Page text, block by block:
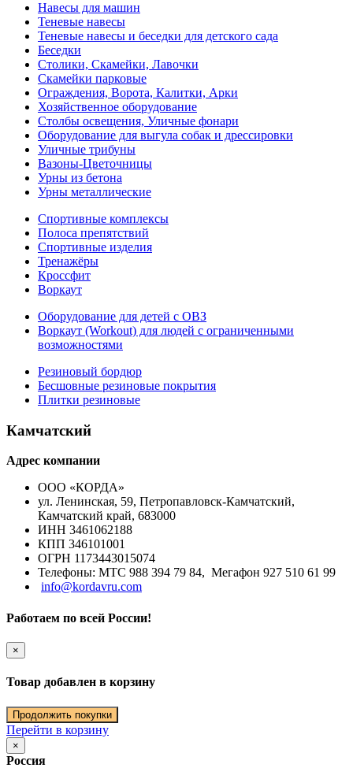
Навесы для машин
Теневые навесы
Теневые навесы и беседки для детского сада
Беседки
Столики, Скамейки, Лавочки
Скамейки парковые
Ограждения, Ворота, Калитки, Арки
Хозяйственное оборудование
Столбы освещения, Уличные фонари
Оборудование для выгула собак и дрессировки
Уличные трибуны
Вазоны-Цветочницы
Урны из бетона
Урны металлические
Спортивные комплексы
Полоса препятствий
Спортивные изделия
Тренажёры
Кроссфит
Воркаут
Оборудование для детей с ОВЗ
Воркаут (Workout) для людей с ограниченными
возможностями
Резиновый бордюр
Бесшовные резиновые покрытия
Плитки резиновые
Камчатский
Адрес компании
ООО «КОРДА»
ул. Ленинская, 59, Петропавловск-Камчатский,
Камчатский край, 683000
ИНН 3461062188
КПП 346101001
ОГРН 1173443015074
Телефоны: МТС 988 394 79 84, Мегафон 927 510 61 99
info@kordavru.com
Работаем по всей России!
×
Товар добавлен в корзину
Продолжить покупки
Перейти в корзину
×
Россия